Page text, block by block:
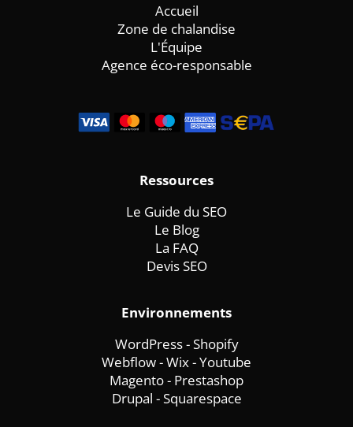
Accueil
Zone de chalandise
L'Équipe
Agence éco-responsable
Ressources
Le Guide du SEO
Le Blog
La FAQ
Devis SEO
Environnements
WordPress-Shopify
Webflow-Wix -Youtube
Magento- Prestashop
Drupal -Squarespace